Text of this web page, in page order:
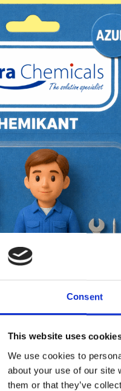
Consent
This website uses
We use cookies to
about your use of our site
them or that they’ve